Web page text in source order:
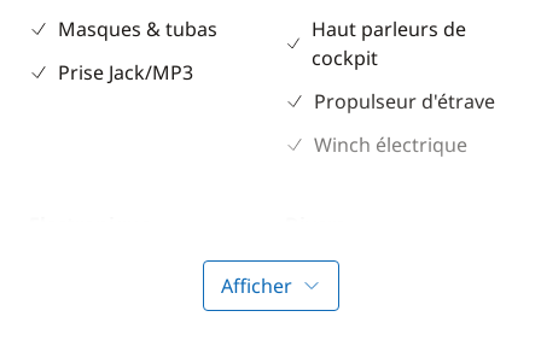
Masques & tubas
Prise Jack/MP3
Haut parleurs de
cockpit
Propulseur d'étrave
Winch électrique
Lecteur de cartes
Guide & cartes
Afficher